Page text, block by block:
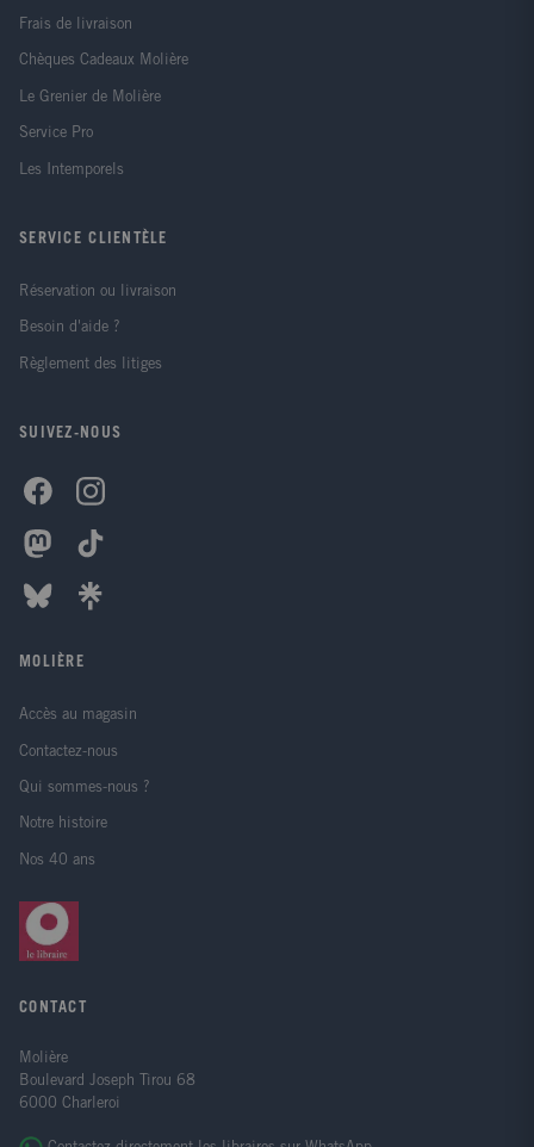
Frais de livraison
Chèques Cadeaux Molière
Le Grenier de Molière
Service Pro
Les Intemporels
SERVICE CLIENTÈLE
Réservation ou livraison
Besoin d'aide ?
Règlement des litiges
SUIVEZ-NOUS
MOLIÈRE
Accès au magasin
Contactez-nous
Qui sommes-nous ?
Notre histoire
Nos 40 ans
CONTACT
Molière
Boulevard Joseph Tirou 68
6000 Charleroi